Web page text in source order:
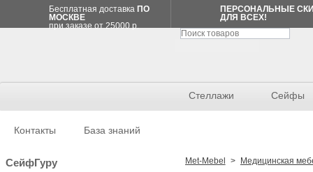
Бесплатная доставка ПО
МОСКВЕ
при заказе от 25000 р.
ПЕРСОНАЛЬНЫЕ
ДЛЯ ВСЕХ!
Стеллажи Сейфы
Контакты База знаний
СейфГуру Met-Mebel > Медицинская
Спецпредложение